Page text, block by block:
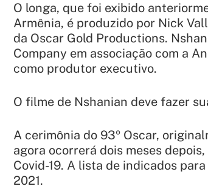
O longa, que foi exibido
Armênia, é produzido por Nick
da Oscar Gold Productions.
Company em associação com a
como produtor executivo.
O filme de Nshanian deve fazer
A cerimônia do 93º Oscar,
agora ocorrerá dois meses
Covid-19. A lista de indicados
2021.